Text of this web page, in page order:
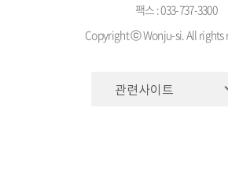
팩스 : 033-737-3300
Copyright ⓒ Wonju-si. All rights
관련사이트